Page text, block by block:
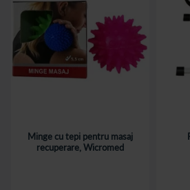
Minge cu tepi pentru masaj
recuperare, Wicromed